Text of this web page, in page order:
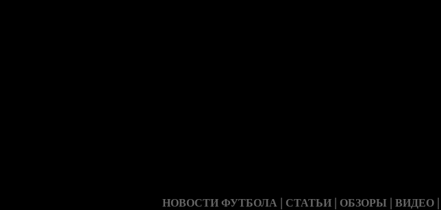
НОВОСТИ ФУТБОЛА | СТАТЬИ | ОБЗОРЫ | ВИДЕО |